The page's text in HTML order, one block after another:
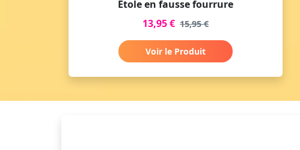
Etole en fausse fourrure
13,95 € 15,95 €
Voir le Produit